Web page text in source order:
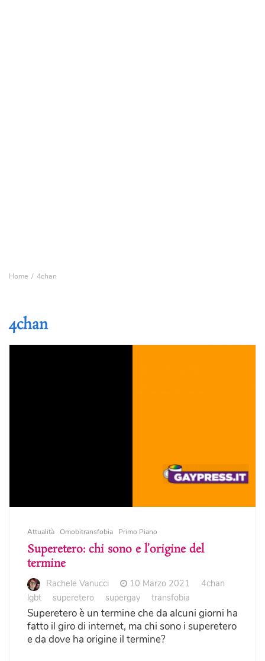
Home 4chan
4chan
Attualità Omobitransfobia Primo Piano
Superetero: chi sono e l’origine del
termine
Rachele Vanucci 10 Marzo 2021
4chan
lgbt
superetero supergay transfobia
Superetero è un termine che da alcuni giorni ha
fatto il giro di internet, ma chi sono i superetero
e da dove ha origine il termine?